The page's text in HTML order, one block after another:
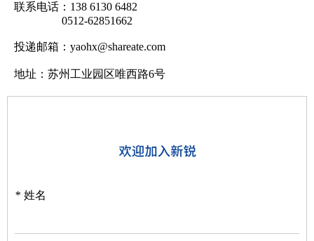
联系电话：138 6130 6482
0512-62851662
投递邮箱：yaohx@shareate.com
地址：苏州工业园区唯西路6号
* 姓名